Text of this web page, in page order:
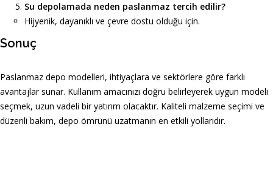
Su depolamada neden paslanmaz tercih edilir?
Hijyenik, dayanıklı ve çevre dostu olduğu için.
Sonuç
Paslanmaz depo modelleri, ihtiyaçlara ve sektörlere göre farklı
avantajlar sunar. Kullanım amacınızı doğru belirleyerek uygun modeli
seçmek, uzun vadeli bir yatırım olacaktır. Kaliteli malzeme seçimi ve
düzenli bakım, depo ömrünü uzatmanın en etkili yollarıdır.